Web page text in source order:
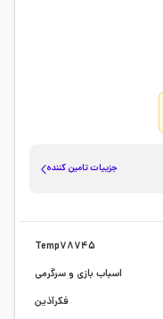
جزییات تامین کننده
Temp78745
اسباب بازی و سرگرمی
فکرآذین